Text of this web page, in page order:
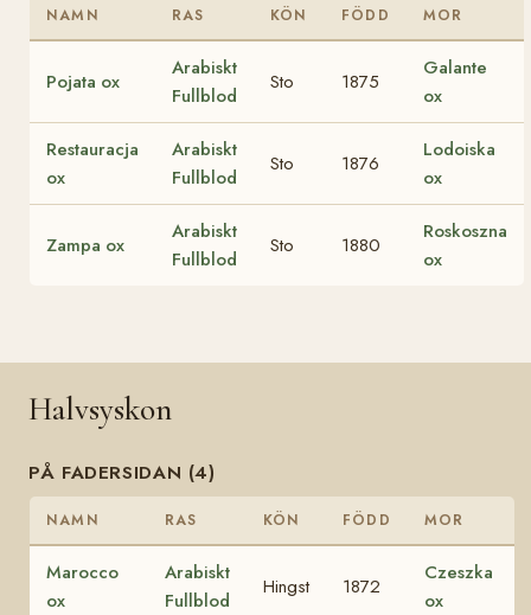
NAMN RAS KÖN FÖDD MOR
Pojata ox
Arabiskt
Fullblod
Sto 1875
Galante
ox
Restauracja
ox
Arabiskt
Fullblod
Sto 1876
Lodoiska
ox
Zampa ox
Arabiskt
Fullblod
Sto 1880
Roskoszna
ox
Halvsyskon
PÅ FADERSIDAN (4)
NAMN RAS KÖN FÖDD MOR
Marocco
ox
Arabiskt
Fullblod
Hingst 1872
Czeszka
ox